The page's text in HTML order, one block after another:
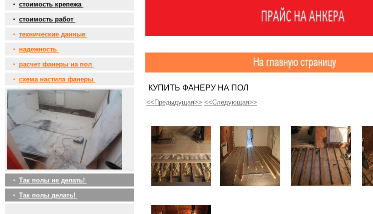
• стоимость крепежа
• стоимость работ
• технические данные
• надежность
• расчет фанеры на пол
• схема настила фанеры
• Так полы не делать!
• Так полы делать!
КУПИТЬ ФАНЕРУ НА ПОЛ
<<Предыдущая>> <<Следующая>>